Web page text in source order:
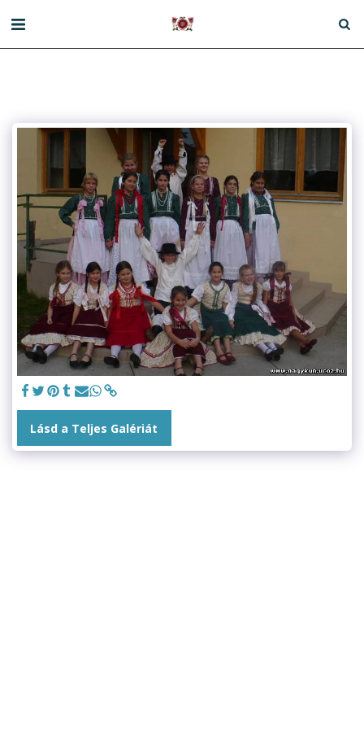
Lásd a Teljes Galériát